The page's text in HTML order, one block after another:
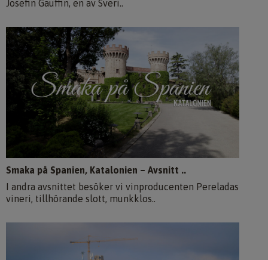
Josefin Gauffin, en av Sveri..
Smaka på Spanien, Katalonien – Avsnitt ..
I andra avsnittet besöker vi vinproducenten Pereladas
vineri, tillhörande slott, munkklos..